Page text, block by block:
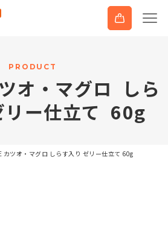
P R O D U C T
ツオ ・ マグロ しら
リ ー仕立て 60g
カツオ・マグロ しらす入り ゼリー仕立て 60g